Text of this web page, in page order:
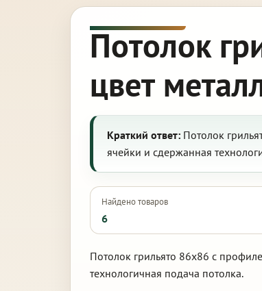
Потолок
цвет
Краткий ответ: Потолок
ячейки и сдержанная
Найдено товаров
6
Потолок грильято 86х86 с
технологичная подача потолка.